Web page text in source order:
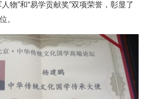
物”和“易学贡献奖”双项荣誉，彰显了
。